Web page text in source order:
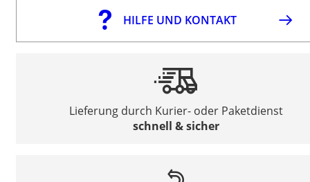
HILFE UND KONTAKT
Lieferung durch Kurier- oder Paketdienst
schnell & sicher